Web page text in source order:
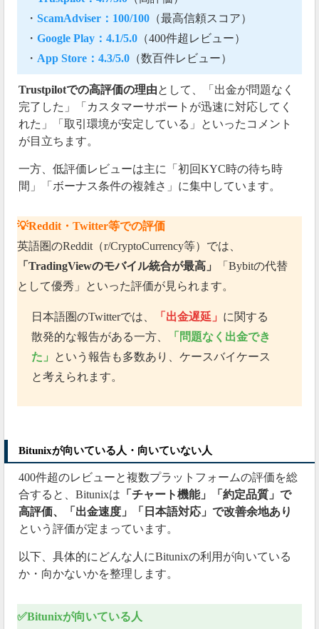
・ ScamAdviser：100/100 （最高信頼スコア）
・ Google Play：4.1/5.0 （400件超レビュー）
・ App Store：4.3/5.0 （数百件レビュー）
Trustpilotでの高評価の理由として、「出金が問題なく
完了した」「カスタマーサポートが迅速に対応してく
れた」「取引環境が安定している」といったコメント
が目立ちます。
一方、低評価レビューは主に「初回KYC時の待ち時
間」「ボーナス条件の複雑さ」に集中しています。
💡Reddit・Twitter等での評価
英語圏のReddit（r/CryptoCurrency等）では、
「TradingViewのモバイル統合が最高」
「Bybitの代替
として優秀」といった評価が見られます。
日本語圏のTwitterでは、 「出金遅延」 に関する
散発的な報告がある一方、
「問題なく出金でき
た」
という報告も多数あり、ケースバイケース
と考えられます。
Bitunixが向いている人・向いていない人
400件超のレビューと複数プラットフォームの評価を総
合すると、Bitunixは 「チャート機能」「約定品質」で
高評価、「出金速度」「日本語対応」で改善余地あり
という評価が定まっています。
以下、具体的にどんな人にBitunixの利用が向いている
か・向かないかを整理します。
✅Bitunixが向いている人